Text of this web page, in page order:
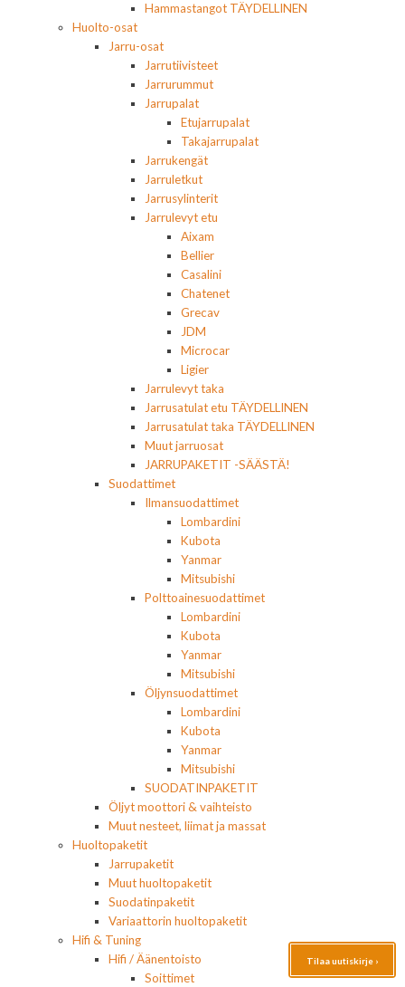
Hammastangot TÄYDELLINEN
Huolto-osat
Jarru-osat
Jarrutiivisteet
Jarrurummut
Jarrupalat
Etujarrupalat
Takajarrupalat
Jarrukengät
Jarruletkut
Jarrusylinterit
Jarrulevyt etu
Aixam
Bellier
Casalini
Chatenet
Grecav
JDM
Microcar
Ligier
Jarrulevyt taka
Jarrusatulat etu TÄYDELLINEN
Jarrusatulat taka TÄYDELLINEN
Muut jarruosat
JARRUPAKETIT -SÄÄSTÄ!
Suodattimet
Ilmansuodattimet
Lombardini
Kubota
Yanmar
Mitsubishi
Polttoainesuodattimet
Lombardini
Kubota
Yanmar
Mitsubishi
Öljynsuodattimet
Lombardini
Kubota
Yanmar
Mitsubishi
SUODATINPAKETIT
Öljyt moottori & vaihteisto
Muut nesteet, liimat ja massat
Huoltopaketit
Jarrupaketit
Muut huoltopaketit
Suodatinpaketit
Variaattorin huoltopaketit
Hifi & Tuning
Hifi / Äänentoisto
Soittimet
Tilaa uutiskirje ›